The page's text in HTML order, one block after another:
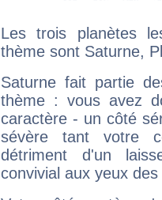
Les trois planètes
thème sont Saturne,
Saturne fait partie
thème : vous avez
caractère - un côté
sévère tant votre
détriment d'un
convivial aux yeux